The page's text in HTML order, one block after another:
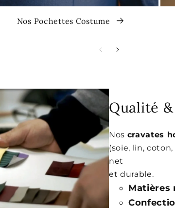
Nos Pochettes Costume
Qualité
Nos cravates
(soie, lin,
net
et durable.
Matières